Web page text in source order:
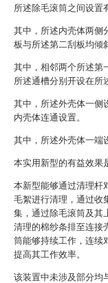
所述除毛滚筒之间设置
其中，所述内壳体两侧
板与所述第二刮板均倾
其中，相邻两个所述第
所述通槽分别开设在所
其中，所述外壳体一侧
内壳体连通设置。
其中，所述外壳体一端
本实用新型的有益效果
本新型能够通过清理杆
毛絮进行清理，通过收
集，通过除毛滚筒及其
清理的棉纱条排至连接
筒能够持续工作，连续
提高其工作效率。
该装置中未涉及部分均